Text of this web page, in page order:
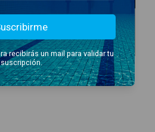
recibirás un mail para validar tu
suscripción.